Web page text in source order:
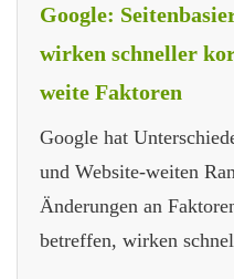
Google:
wirken schneller
weite Faktoren
Google hat
und Website-weiten
Änderungen an
betreffen, wirken